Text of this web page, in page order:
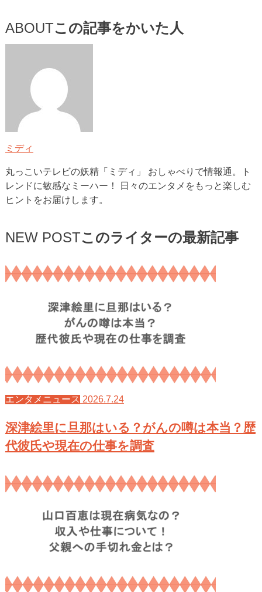
ABOUTこの記事をかいた人
ミディ
丸っこいテレビの妖精「ミディ」 おしゃべりで情報通。ト
レンドに敏感なミーハー！ 日々のエンタメをもっと楽しむ
ヒントをお届けします。
NEW POSTこのライターの最新記事
エンタメニュース 2026.7.24
深津絵里に旦那はいる？がんの噂は本当？歴
代彼氏や現在の仕事を調査